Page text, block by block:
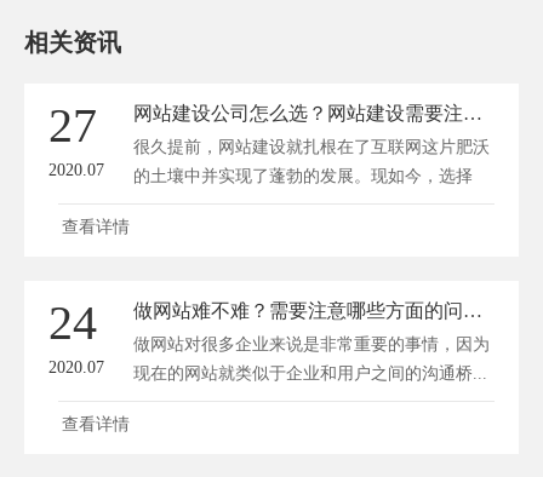
相关资讯
27
2020.07
网站建设公司怎么选？网站建设需要注意哪些细节？
很久提前，网站建设就扎根在了互联网这片肥沃
的土壤中并实现了蓬勃的发展。现如今，选择
做...
查看详情
24
2020.07
做网站难不难？需要注意哪些方面的问题？
做网站对很多企业来说是非常重要的事情，因为
现在的网站就类似于企业和用户之间的沟通桥...
查看详情